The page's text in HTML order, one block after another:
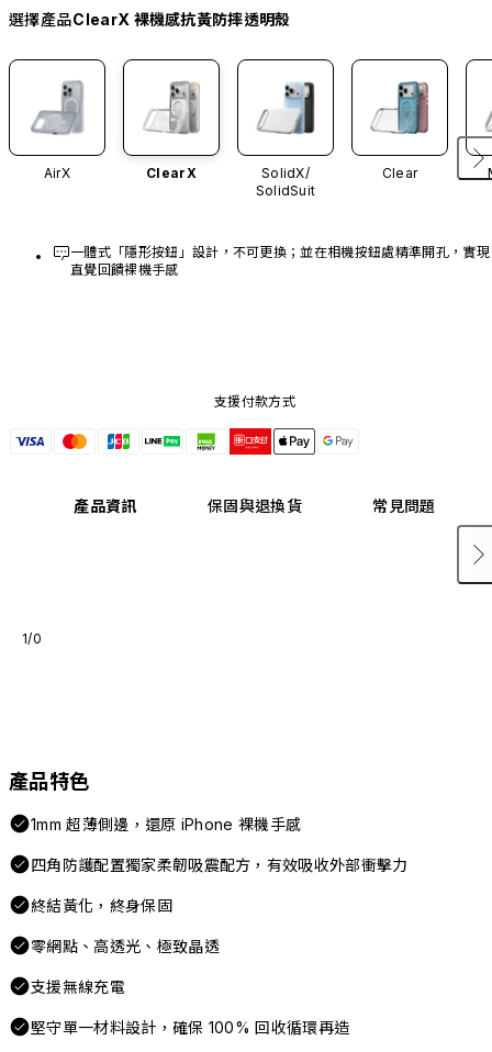
選擇產品ClearX 裸機感抗黃防摔透明殼
AirX ClearX
SolidX/
SolidSuit
Clear
一體式「隱形按鈕」設計，不可更換；並在相機按鈕處精準開孔，實現
直覺回饋裸機手感
支援付款方式
產品資訊 保固與退換貨 常見問題
1/0
產品特色
1mm 超薄側邊，還原 iPhone 裸機手感
四角防護配置獨家柔韌吸震配方，有效吸收外部衝擊力
終結黃化，終身保固
零網點、高透光、極致晶透
支援無線充電
堅守單一材料設計，確保 100% 回收循環再造